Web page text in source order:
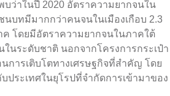
ว่าในปี 2020 อัตราความยากจนใน
บทมีมากกว่าคนจนในเมืองเกือบ 2.3
โดยมีอัตราความยากจนในภาคใต้
นระดับชาติ นอกจากโครงการกระเป๋า
นการเติบโตทางเศรษฐกิจที่สำคัญ โดย
ประเทศในยุโรปที่จำกัดการเข้ามาของ